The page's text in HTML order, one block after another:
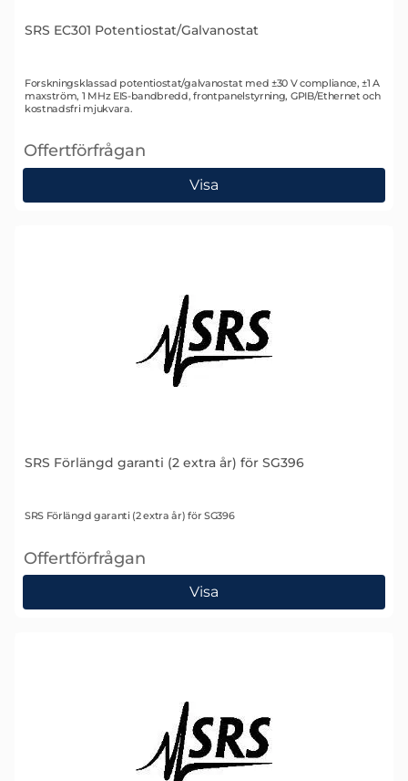
SRS EC301 Potentiostat/Galvanostat
Art. nr 1685
Forskningsklassad potentiostat/galvanostat med ±30 V compliance, ±1 A
maxström, 1 MHz EIS-bandbredd, frontpanelstyrning, GPIB/Ethernet och
kostnadsfri mjukvara.
Offertförfrågan
, SRS EC301 Potentiostat/Galvanostat
Visa
SRS Förlängd garanti (2 extra år) för SG396
Art. nr 1636
SRS Förlängd garanti (2 extra år) för SG396
Offertförfrågan
, SRS Förlängd garanti (2 extra år) för SG396
Visa